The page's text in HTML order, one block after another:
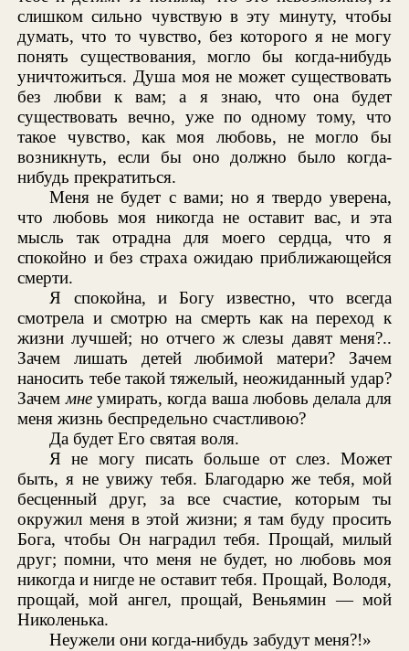
слишком сильно чувствую в эту минуту, чтобы
думать, что то чувство, без которого я не могу
понять существования, могло бы когда-нибудь
уничтожиться. Душа моя не может существовать
без любви к вам; а я знаю, что она будет
существовать вечно, уже по одному тому, что
такое чувство, как моя любовь, не могло бы
возникнуть, если бы оно должно было когда-
нибудь прекратиться.
Меня не будет с вами; но я твердо уверена,
что любовь моя никогда не оставит вас, и эта
мысль так отрадна для моего сердца, что я
спокойно и без страха ожидаю приближающейся
смерти.
Я спокойна, и Богу известно, что всегда
смотрела и смотрю на смерть как на переход к
жизни лучшей; но отчего ж слезы давят меня?..
Зачем лишать детей любимой матери? Зачем
наносить тебе такой тяжелый, неожиданный удар?
Зачеммнеумирать, когда ваша любовь делала для
меня жизнь беспредельно счастливою?
Да будет Его святая воля.
Я не могу писать больше от слез. Может
быть, я не увижу тебя. Благодарю же тебя, мой
бесценный друг, за все счастие, которым ты
окружил меня в этой жизни; я там буду просить
Бога, чтобы Он наградил тебя. Прощай, милый
друг; помни, что меня не будет, но любовь моя
никогда и нигде не оставит тебя. Прощай, Володя,
прощай, мой ангел, прощай, Веньямин — мой
Николенька.
Неужели они когда-нибудь забудут меня?!»